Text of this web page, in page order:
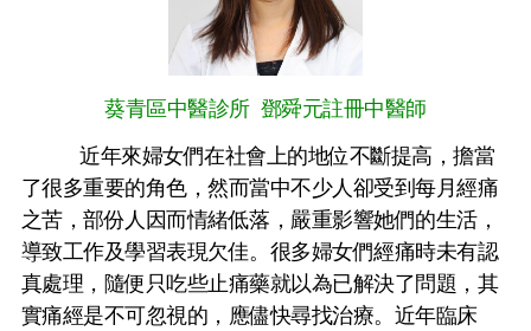
葵青區中醫診所 鄧舜元註冊中醫師
近年來婦女們在社會上的地位不斷提高，擔當
了很多重要的角色，然而當中不少人卻受到每月經痛
之苦，部份人因而情緒低落，嚴重影響她們的生活，
導致工作及學習表現欠佳。很多婦女們經痛時未有認
真處理，隨便只吃些止痛藥就以為已解決了問題，其
實痛經是不可忽視的，應儘快尋找治療。近年臨床